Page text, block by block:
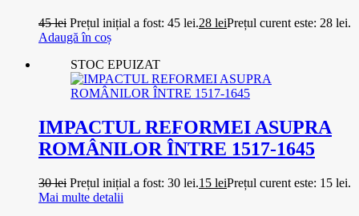
45lei Prețul inițial a fost: 45 lei.28 leiPrețul curent este: 28 lei.
Adaugă în coș
STOC EPUIZAT
IMPACTUL REFORMEI ASUPRA
ROMÂNILOR ÎNTRE 1517-1645
30lei Prețul inițial a fost: 30 lei.15 leiPrețul curent este: 15 lei.
Mai multe detalii